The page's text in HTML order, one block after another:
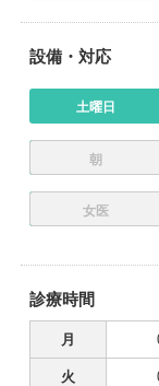
設備・対応
土曜日
朝
女医
診療時間
月
火